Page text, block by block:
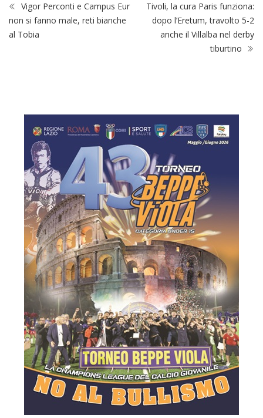
Vigor Perconti e Campus Eur
non si fanno male, reti bianche
al Tobia
Tivoli, la cura Paris funziona:
dopo l’Eretum, travolto 5-2
anche il Villalba nel derby
tiburtino